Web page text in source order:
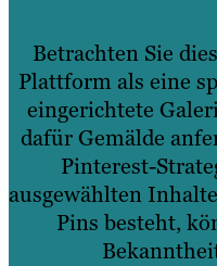
Betrachten Sie
Plattform als eine
eingerichtete
dafür Gemälde
Pinterest-
ausgewählten
Pins besteht,